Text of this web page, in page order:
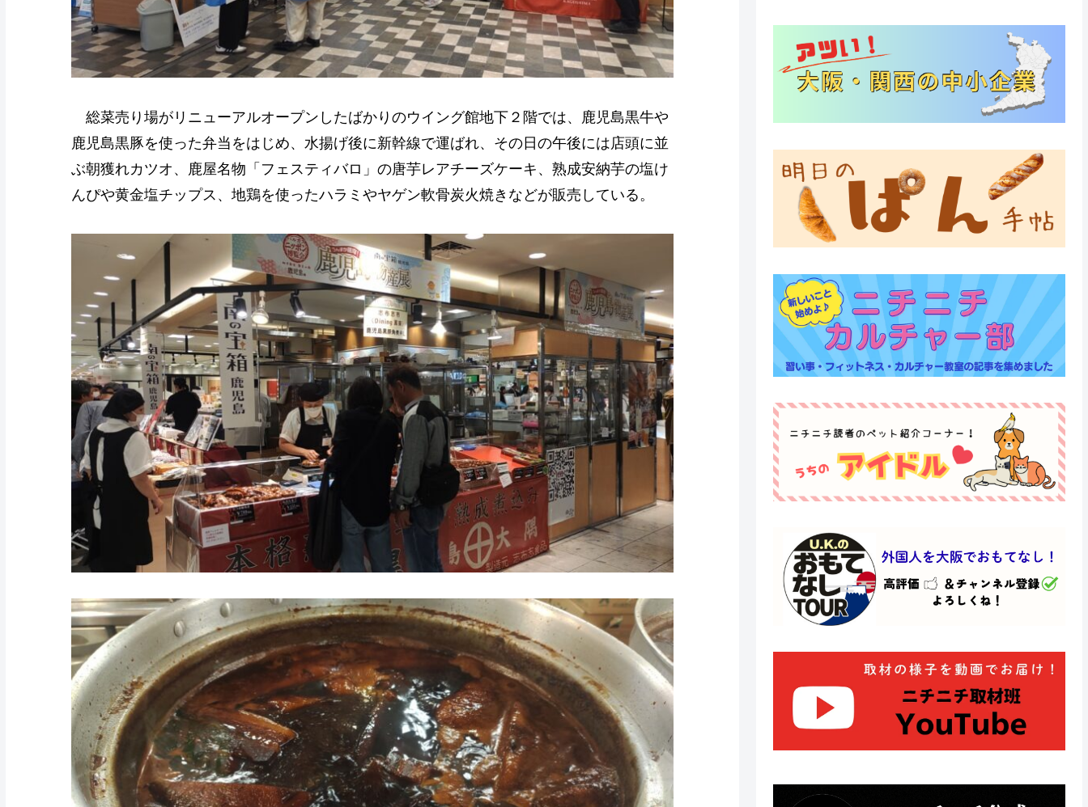
総菜売り場がリニューアルオープンしたばかりのウイング館地下２階では、鹿児島黒牛や
鹿児島黒豚を使った弁当をはじめ、水揚げ後に新幹線で運ばれ、その日の午後には店頭に並
ぶ朝獲れカツオ、鹿屋名物「フェスティバロ」の唐芋レアチーズケーキ、熟成安納芋の塩け
んぴや黄金塩チップス、地鶏を使ったハラミやヤゲン軟骨炭火焼きなどが販売している。